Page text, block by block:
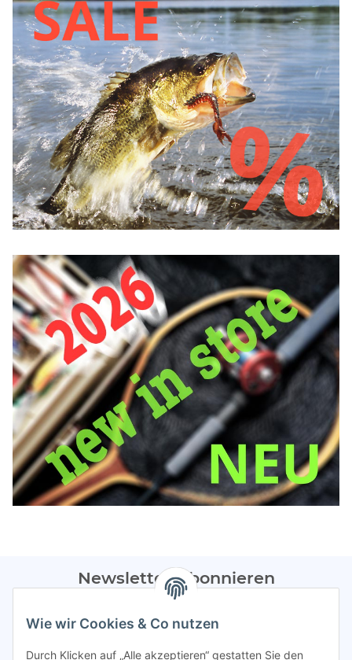
Newsletter Abonnieren
Bitte sendet mir entsprechend eurer
regelmäßig Infos zu euren Aktionen per E-Mail zu.
Wie wir Cookies & Co nutzen
Durch Klicken auf „Alle akzeptieren“ gestatten Sie den